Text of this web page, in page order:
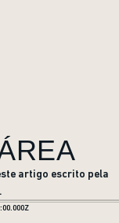
artigo escrito pela